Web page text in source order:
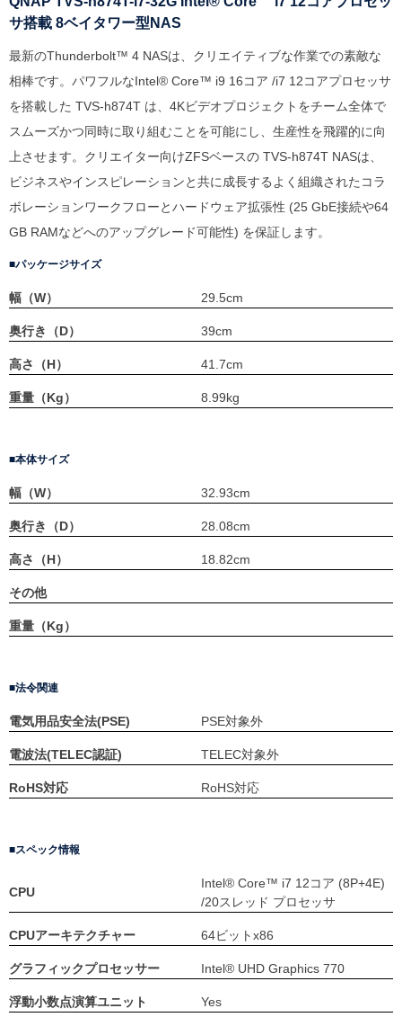
サ搭載 8ベイタワー型NAS
最新のThunderbolt™ 4 NASは、クリエイティブな作業での素敵な
相棒です。パワフルなIntel® Core™ i9 16コア /i7 12コアプロセッサ
を搭載した TVS-h874T は、4Kビデオプロジェクトをチーム全体で
スムーズかつ同時に取り組むことを可能にし、生産性を飛躍的に向
上させます。クリエイター向けZFSベースの TVS-h874T NASは、
ビジネスやインスピレーションと共に成長するよく組織されたコラ
ボレーションワークフローとハードウェア拡張性 (25 GbE接続や64
GB RAMなどへのアップグレード可能性) を保証します。
パッケージサイズ
幅（W） 29.5cm
奥行き（D） 39cm
高さ（H） 41.7cm
重量（Kg） 8.99kg
本体サイズ
幅（W） 32.93cm
奥行き（D） 28.08cm
高さ（H） 18.82cm
その他
重量（Kg）
法令関連
電気用品安全法(PSE) PSE対象外
電波法(TELEC認証) TELEC対象外
RoHS対応 RoHS対応
スペック情報
CPU
Intel® Core™ i7 12コア (8P+4E)
/20スレッド プロセッサ
CPUアーキテクチャー 64ビットx86
グラフィックプロセッサー Intel® UHD Graphics 770
浮動小数点演算ユニット Yes